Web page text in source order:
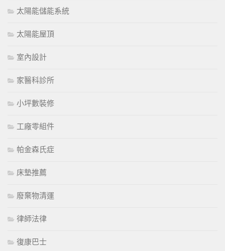
太陽能儲能系統
太陽能屋頂
室內設計
家醫科診所
小坪數裝修
工廠零組件
帕金森氏症
床墊推薦
廢棄物清運
律師法律
復康巴士